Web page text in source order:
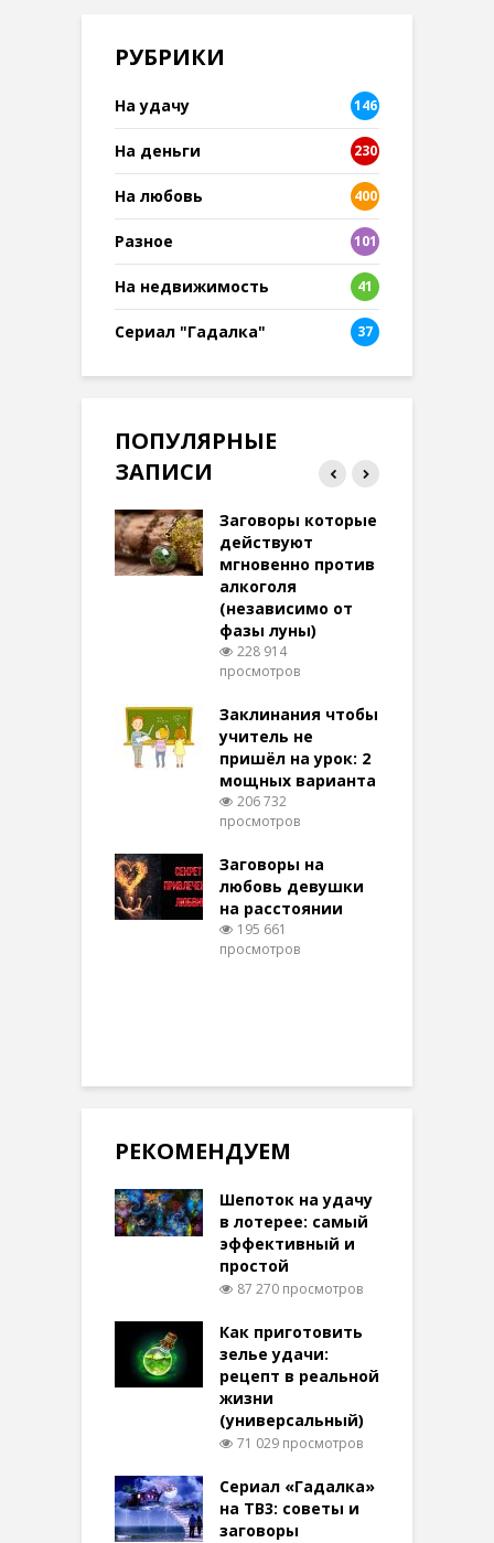
РУБРИКИ
На удачу 146
На деньги 230
На любовь 400
Разное
101
8
На недвижимость 41
Сериал "Гадалка" 37
ПОПУЛЯРНЫЕ
ЗАПИСИ
Заговоры которые
действуют
мгновенно против
алкоголя
(независимо от
фазы луны)
228 914
просмотров
Заклинания чтобы
учитель не
пришёл на урок: 2
мощных варианта
206 732
просмотров
Заговоры на
любовь девушки
на расстоянии
195 661
просмотров
РЕКОМЕНДУЕМ
Шепоток на удачу
в лотерее: самый
эффективный и
простой
87 270 просмотров
Как приготовить
зелье удачи:
рецепт в реальной
жизни
(универсальный)
71 029 просмотров
Сериал «Гадалка»
на ТВ3: советы и
заговоры